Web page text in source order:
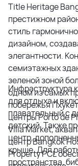
Title Heritage
престижном
стиль
дизайном,
элегантности.
семиэтажных
зеленой зоной
одном из самых
побережья
центры Porto de
Villa Market,
центр Bangkok
Property PCL
Инфраструктура
для отдыха и
плавательный с
детский. Также
центр,
крыше. Для
пространства,